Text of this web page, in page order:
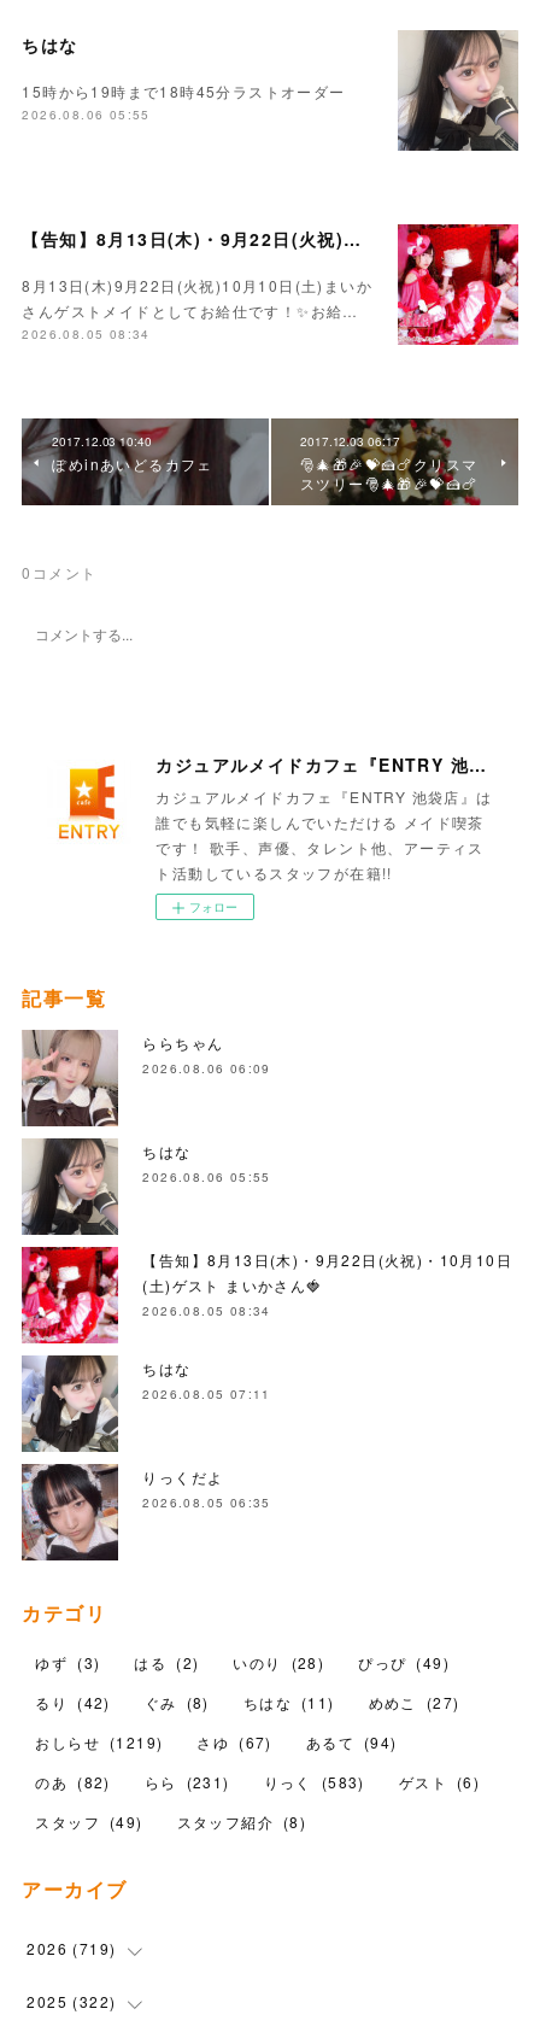
ちはな
15時から19時まで18時45分ラストオーダー
2026.08.06 05:55
【告知】8月13日(木)・9月22日(火祝)・10月10日(土)ゲスト まいかさん🍓
8月13日(木)9月22日(火祝)10月10日(土)まいか
さんゲストメイドとしてお給仕です！✨お給…
2026.08.05 08:34
2017.12.03 10:40
ぽめinあいどるカフェ
2017.12.03 06:17
🎅🎄🎁🎉💝🍰🍗クリスマ
スツリー🎅🎄🎁🎉💝🍰🍗
0 コメント
カジュアルメイドカフェ『ENTRY 池袋店』
カジュアルメイドカフェ『ENTRY 池袋店』は
誰でも気軽に楽しんでいただける メイド喫茶
です！ 歌手、声優、タレント他、アーティス
ト活動しているスタッフが在籍!!
フォロー
記事一覧
ららちゃん
2026.08.06 06:09
ちはな
2026.08.06 05:55
【告知】8月13日(木)・9月22日(火祝)・10月10日
(土)ゲスト まいかさん🍓
2026.08.05 08:34
ちはな
2026.08.05 07:11
りっくだよ
2026.08.05 06:35
カテゴリ
ゆず (3) はる (2) いのり (28) ぴっぴ (49)
るり
(42) ぐみ (8) ちはな (11) めめこ (27)
おしらせ (1219) さゆ (67) あるて (94)
のあ
(82) らら (231) りっく (583) ゲスト (6)
スタッフ
(49) スタッフ紹介 (8)
アーカイブ
2026 (719)
(12)
2025 (322)